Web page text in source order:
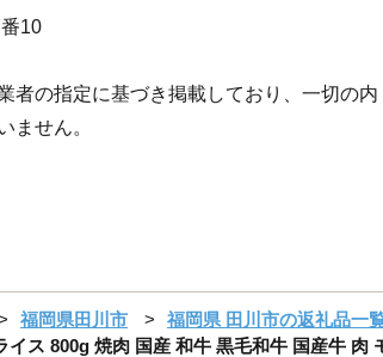
10
者の指定に基づき掲載しており、一切の内
ません。
福岡県田川市
福岡県 田川市の返礼品一
イス 800g 焼肉 国産 和牛 黒毛和牛 国産牛